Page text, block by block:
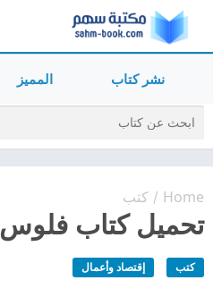
نشر كتاب المميز
Home
/ كتب
تحميل كتاب فلوس 101 pdf
كتب إقتصاد وأعمال